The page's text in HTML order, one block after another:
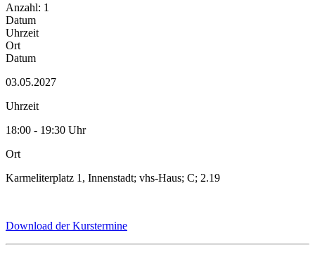
Anzahl: 1
Datum
Uhrzeit
Ort
Datum
03.05.2027
Uhrzeit
18:00 - 19:30 Uhr
Ort
Karmeliterplatz 1, Innenstadt; vhs-Haus; C; 2.19
Download der Kurstermine